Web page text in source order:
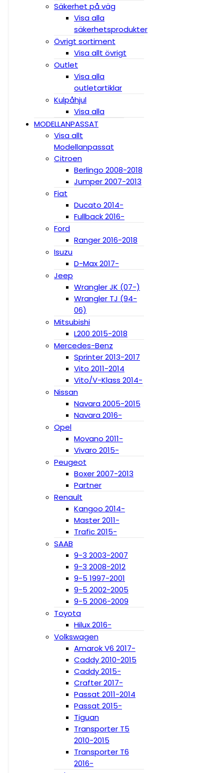
Säkerhet på väg
Visa alla
säkerhetsprodukter
Övrigt sortiment
Visa allt övrigt
Outlet
Visa alla
outletartiklar
Kulpåhjul
Visa alla
MODELLANPASSAT
Visa allt
Modellanpassat
Citroen
Berlingo 2008-2018
Jumper 2007-2013
Fiat
Ducato 2014-
Fullback 2016-
Ford
Ranger 2016-2018
Isuzu
D-Max 2017-
Jeep
Wrangler JK (07-)
Wrangler TJ (94-
06)
Mitsubishi
L200 2015-2018
Mercedes-Benz
Sprinter 2013-2017
Vito 2011-2014
Vito/V-Klass 2014-
Nissan
Navara 2005-2015
Navara 2016-
Opel
Movano 2011-
Vivaro 2015-
Peugeot
Boxer 2007-2013
Partner
Renault
Kangoo 2014-
Master 2011-
Trafic 2015-
SAAB
9-3 2003-2007
9-3 2008-2012
9-5 1997-2001
9-5 2002-2005
9-5 2006-2009
Toyota
Hilux 2016-
Volkswagen
Amarok V6 2017-
Caddy 2010-2015
Caddy 2015-
Crafter 2017-
Passat 2011-2014
Passat 2015-
Tiguan
Transporter T5
2010-2015
Transporter T6
2016-